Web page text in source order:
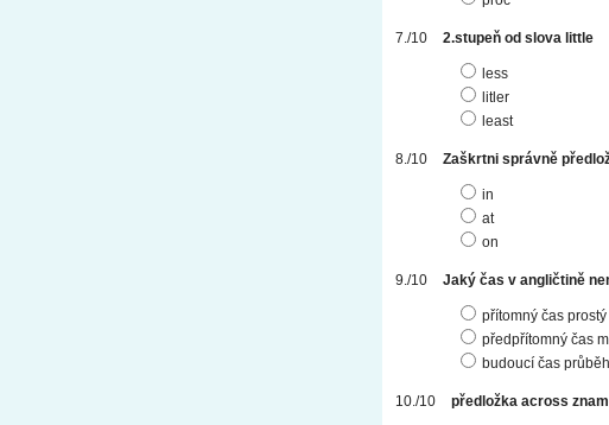
2.stupeň od slova little
less
litler
least
Zaškrtni správně
in
at
on
Jaký čas v angličtině
přítomný čas prostý
předpřítomný čas
budoucí čas
předložka across